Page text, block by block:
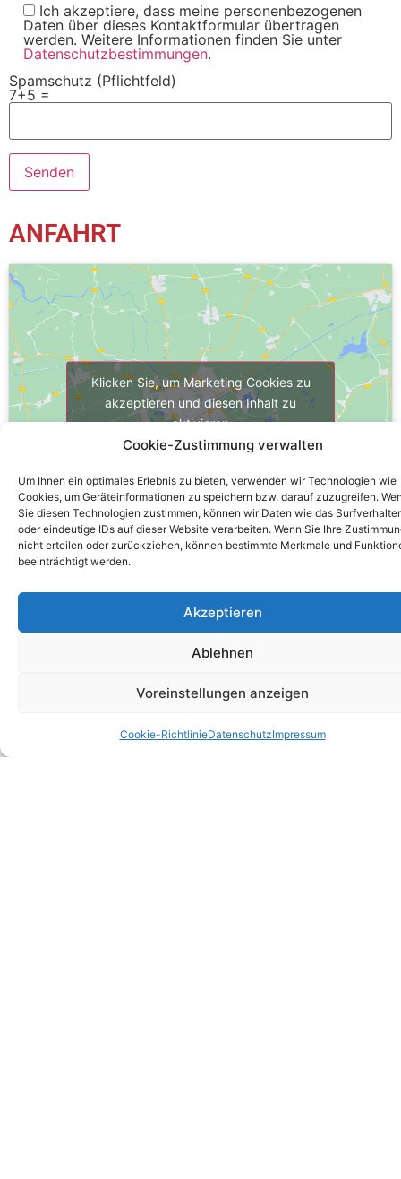
Cookie-Zustimmung verwalten
Um Ihnen ein optimales Erlebnis zu bieten, verwenden wir Technologien wie
Cookies, um Geräteinformationen zu speichern bzw. darauf zuzugreifen.
Sie diesen Technologien zustimmen, können wir Daten wie das
oder eindeutige IDs auf dieser Website verarbeiten. Wenn Sie Ihre
nicht erteilen oder zurückziehen, können bestimmte Merkmale und
beeinträchtigt werden.
Akzeptieren
Ablehnen
Voreinstellungen anzeigen
Cookie-RichtlinieDatenschutzImpressum
Ich akzeptiere, dass meine personenbezogenen
Daten über dieses Kontaktformular übertragen
werden. Weitere Informationen finden Sie unter
Datenschutzbestimmungen.
Spamschutz (Pflichtfeld)
7+5 =
ANFAHRT
Klicken Sie, um Marketing Cookies zu
akzeptieren und diesen Inhalt zu
aktivieren